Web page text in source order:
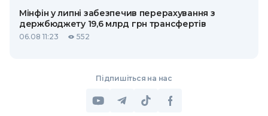
Мінфін у липні забезпечив перерахування з
держбюджету 19,6 млрд грн трансфертів
06.08 11:23 552
Підпишіться на нас